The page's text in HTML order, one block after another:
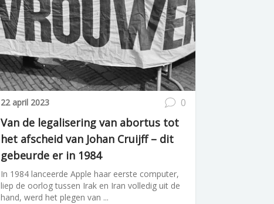
22 april 2023 0
Van de legalisering van abortus tot
het afscheid van Johan Cruijff – dit
gebeurde er in 1984
In 1984 lanceerde Apple haar eerste computer,
liep de oorlog tussen Irak en Iran volledig uit de
hand, werd het plegen van ...